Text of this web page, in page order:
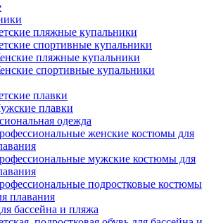
пляжные купальники
спортивные купальники
пляжные купальники
спортивные купальники
плавки
плавки
одежда
женские костюмы для
мужские костюмы для
подростковые костюмы
плавания
бассейна и пляжа